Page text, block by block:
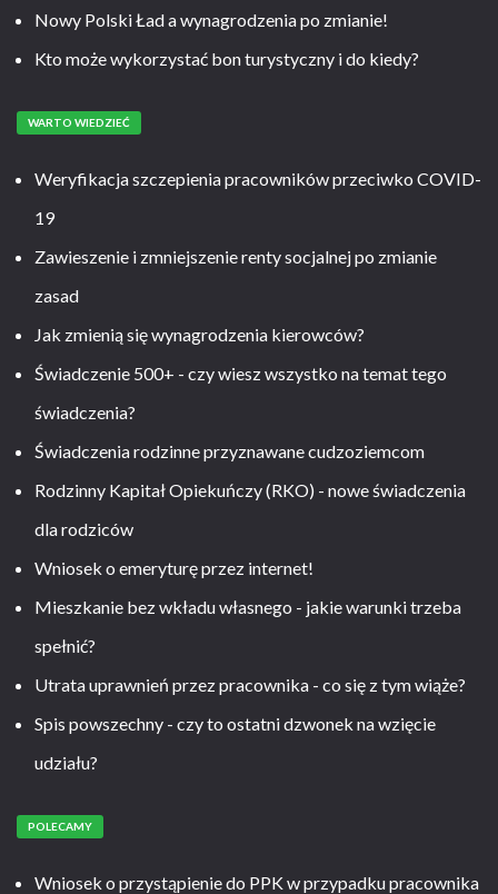
Nowy Polski Ład a wynagrodzenia po zmianie!
Kto może wykorzystać bon turystyczny i do kiedy?
WARTO WIEDZIEĆ
Weryfikacja szczepienia pracowników przeciwko COVID-
19
Zawieszenie i zmniejszenie renty socjalnej po zmianie
zasad
Jak zmienią się wynagrodzenia kierowców?
Świadczenie 500+ - czy wiesz wszystko na temat tego
świadczenia?
Świadczenia rodzinne przyznawane cudzoziemcom
Rodzinny Kapitał Opiekuńczy (RKO) - nowe świadczenia
dla rodziców
Wniosek o emeryturę przez internet!
Mieszkanie bez wkładu własnego - jakie warunki trzeba
spełnić?
Utrata uprawnień przez pracownika - co się z tym wiąże?
Spis powszechny - czy to ostatni dzwonek na wzięcie
udziału?
POLECAMY
Wniosek o przystąpienie do PPK w przypadku pracownika